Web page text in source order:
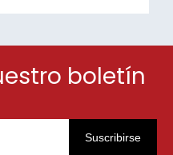
boletín
Suscribirse